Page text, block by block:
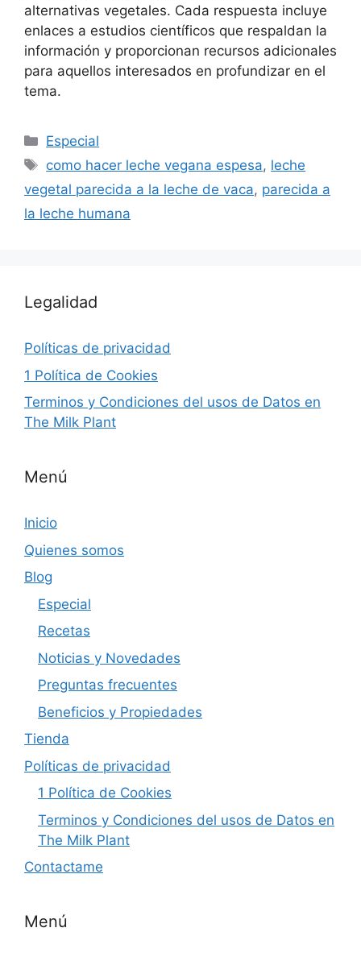
alternativas vegetales. Cada respuesta incluye
enlaces a estudios científicos que respaldan la
información y proporcionan recursos adicionales
para aquellos interesados en profundizar en el
tema.
Especial
como hacer leche vegana espesa, leche
vegetal parecida a la leche de vaca, parecida a
la leche humana
Legalidad
Políticas de privacidad
1 Política de Cookies
Terminos y Condiciones del usos de Datos en
The Milk Plant
Menú
Inicio
Quienes somos
Blog
Especial
Recetas
Noticias y Novedades
Preguntas frecuentes
Beneficios y Propiedades
Tienda
Políticas de privacidad
1 Política de Cookies
Terminos y Condiciones del usos de Datos en
The Milk Plant
Contactame
Menú